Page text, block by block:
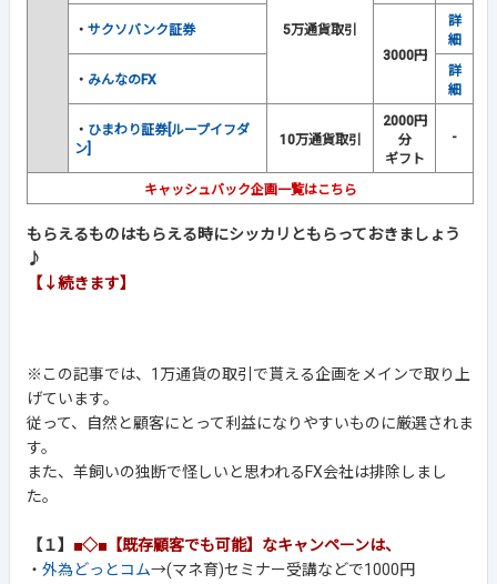
5万通貨取引
・ サクソバンク証券
3000円
詳
細
・ みんなのFX
詳
細
・ ひまわり証券[ループイフダ
ン]
10万通貨取引
2000円
分
ギフト
-
キャッシュバック企画一覧はこちら
もらえるものはもらえる時にシッカリともらっておきましょう
♪
【↓続きます】
※この記事では、1万通貨の取引で貰える企画をメインで取り上
げています。
従って、自然と顧客にとって利益になりやすいものに厳選されま
す。
また、羊飼いの独断で怪しいと思われるFX会社は排除しまし
た。
【１】 ■◇■【既存顧客でも可能】なキャンペーンは、
・ 外為どっとコム→(マネ育)セミナー受講などで1000円